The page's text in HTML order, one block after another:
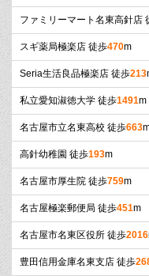
ファミリーマート名東高針店
スギ薬局極楽店 徒歩470m
Seria生活良品極楽店 徒歩213
私立愛知淑徳大学 徒歩1491m
名古屋市立名東高校 徒歩663
高針幼稚園 徒歩193m
名古屋市厚生院 徒歩759m
名古屋極楽郵便局 徒歩451m
名古屋市名東区役所 徒歩2016
豊田信用金庫名東支店 徒歩